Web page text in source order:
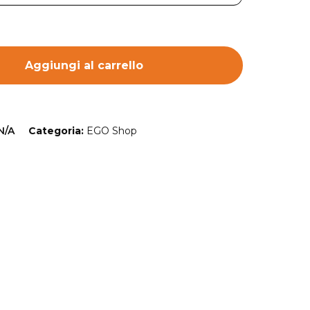
Aggiungi al carrello
A Categoria: EGO Shop